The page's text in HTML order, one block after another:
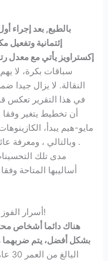
بالطبع, بعد إجراء
إئتمانية وتفعيل
إكستراويز يأتي مع معدل
سباقات بكرة، لا
النقالة. لا يزال جيدا
في هذا التقرير تعكس
أن تخطيط يتغير
مايو-هيم يبدأ،
. وبالتالي ، ومعرفة
مدى تلك
أساليبها المتاحة
أسرار الفوز الكبير في الكازينو: استراتيجيات حصرية!
هناك دائما أشخاص
بشكل أفضل، يتم